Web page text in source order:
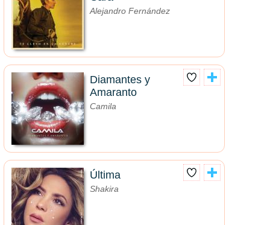
Alejandro Fernández
Diamantes y
Amaranto
Camila
Última
Shakira